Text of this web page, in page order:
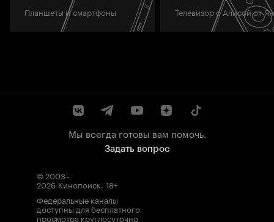
Планшеты и смартфоны Телевизор с Алисой от
Мы всегда готовы вам помочь.
Задать вопрос
© 2003–
2026 Кинопоиск. 18+
Федеральные каналы
доступны для бесплатного
просмотра круглосуточно